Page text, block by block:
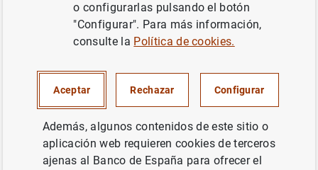
informe trimestral de la economía
Autor: Banco de España
o configurarlas pulsando el botón
"Configurar". Para más información,
consulte la Política de cookies.
Aceptar Rechazar Configurar
Además, algunos contenidos de este sitio o
aplicación web requieren cookies de terceros
ajenas al Banco de España para ofrecer el